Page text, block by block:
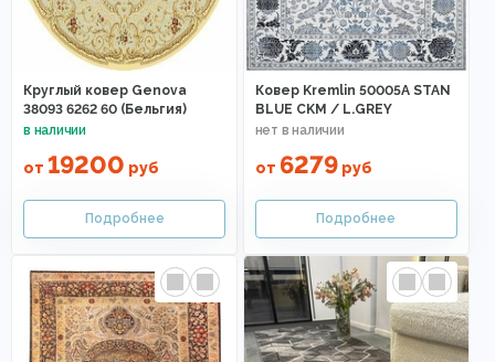
Круглый ковер Genova
38093 6262 60 (Бельгия)
от 19200 руб
Ковер Kremlin 50005A STAN
BLUE CKM / L.GREY
от 6279руб